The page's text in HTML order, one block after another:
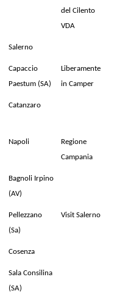
del Cilento
VDA
Salerno
Capaccio
Paestum (SA)
Liberamente
in Camper
Catanzaro
Napoli
Regione
Campania
Bagnoli Irpino
(AV)
Pellezzano
(Sa)
Visit Salerno
Cosenza
Sala Consilina
(SA)